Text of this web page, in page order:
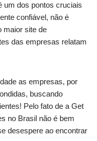
um dos pontos cruciais
confiável, não é
maior site de
das empresas relatam
as empresas, por
buscando
Pelo fato de a Get
no Brasil não é bem
desespere ao encontrar